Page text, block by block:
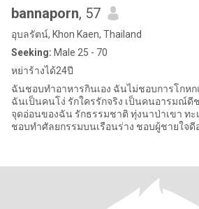
bannaporn, 57
อุบลรัตน์, Khon Kaen, Thailand
Seeking: Male 25 - 70
หย่าร้างได้24ปี
ฉันชอบทำอาหารกินเอง ฉันไม่ชอบการโกห
ฉันเป็นคนโง่ รักใครรักจริง เป็นคนอารมณ์
จุดอ่อนของฉัน รักธรรมชาติ ทุ่งนาป่าเขา ทะ
ชอบทำศัลยกรรมบนเรือนร่าง ชอบผู้ชายใจ